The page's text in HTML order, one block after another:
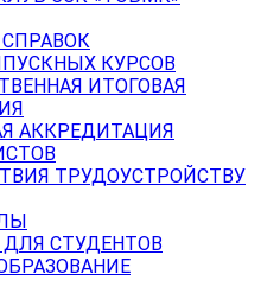
КУРСОВ
ИТОГОВАЯ
АККРЕДИТАЦИЯ
ТРУДОУСТРОЙСТВУ
СТУДЕНТОВ